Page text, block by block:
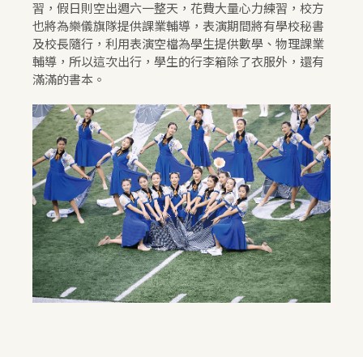
習，假日則空出週六一整天，花費大量心力練習，校方
也將為樂儀旗隊提供課業輔導，表演期間將有學校秘書
及校長隨行，利用表演空檔為學生提供數學、物理課業
輔導，所以這次出行，學生的行李箱除了衣服外，還有
滿滿的書本。